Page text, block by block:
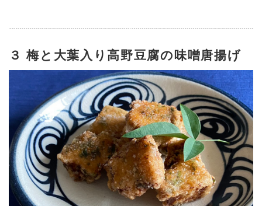
３ 梅と大葉入り高野豆腐の味噌唐揚げ